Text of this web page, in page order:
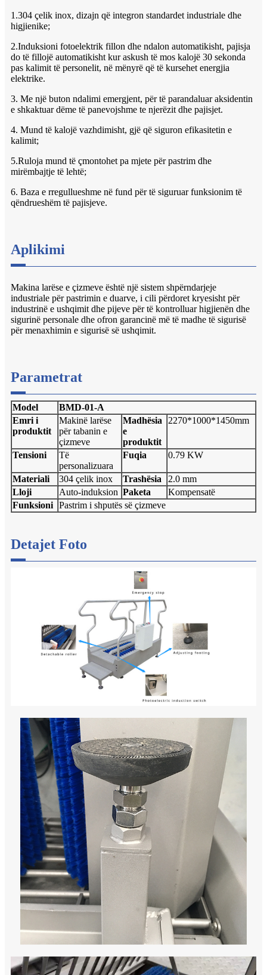
1.304 çelik inox, dizajn që integron standardet industriale dhe
higjienike;
2.Induksioni fotoelektrik fillon dhe ndalon automatikisht, pajisja
do të fillojë automatikisht kur askush të mos kalojë 30 sekonda
pas kalimit të personelit, në mënyrë që të kursehet energjia
elektrike.
3. Me një buton ndalimi emergjent, për të parandaluar aksidentin
e shkaktuar dëme të panevojshme te njerëzit dhe pajisjet.
4. Mund të kalojë vazhdimisht, gjë që siguron efikasitetin e
kalimit;
5.Ruloja mund të çmontohet pa mjete për pastrim dhe
mirëmbajtje të lehtë;
6. Baza e rregullueshme në fund për të siguruar funksionim të
qëndrueshëm të pajisjeve.
Aplikimi
Makina larëse e çizmeve është një sistem shpërndarjeje
industriale për pastrimin e duarve, i cili përdoret kryesisht për
industrinë e ushqimit dhe pijeve për të kontrolluar higjienën dhe
sigurinë personale dhe ofron garancinë më të madhe të sigurisë
për menaxhimin e sigurisë së ushqimit.
Parametrat
Model
BMD-01-A
Emri i
produktit
Makinë larëse
për tabanin e
çizmeve
Madhësia
e
produktit
2270*1000*1450mm
Tensioni
Të
personalizuara
Fuqia 0.79 KW
Materiali 304 çelik inox Trashësia
2.0 mm
Lloji
Auto-induksion Paketa
Kompensatë
Funksioni Pastrim i shputës së çizmeve
Detajet Foto